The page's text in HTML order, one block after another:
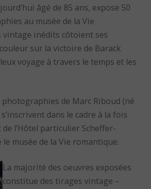
âgé de 85 ans, expose 50
au musée de la Vie
vintage inédits côtoient ses
sur la victoire de Barack
voyage à travers le temps et les
photographies de Marc Riboud (né
dans le cadre à la fois
l’Hôtel particulier Scheffer-
musée de la Vie romantique.
La majorité des oeuvres exposées
constitue des tirages vintage –